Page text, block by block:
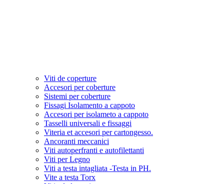
Viti de coperture
Accesori per coberture
Sistemi per coberture
Fissagi Isolamento a cappoto
Accesori per isolameto a cappoto
Tasselli universali e fissaggi
Viteria et accesori per cartongesso.
Ancoranti meccanici
Viti autoperfranti e autofilettanti
Viti per Legno
Viti a testa intagliata -Testa in PH.
Vite a testa Torx